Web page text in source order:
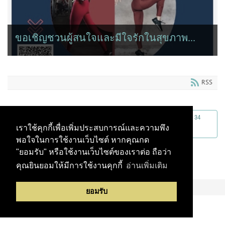
เราใช้คุกกี้เพื่อเพิ่มประสบการณ์และความพึง
พอใจในการใช้งานเว็บไซต์ หากคุณกด
"ยอมรับ" หรือใช้งานเว็บไซต์ของเราต่อ ถือว่า
คุณยินยอมให้มีการใช้งานคุกกี้ อ่านเพิ่มเติม
ยอมรับ
ขอเชิญชวนผู้สนใจและมีใจรักในสุขภาพ...
ส่วนกิจการเพื่อสังคม มหาวิทยาลัยศรีนครินทรวิโรฒ ขอเชิญชวนผู้
RSS
34
35
36 Next Last